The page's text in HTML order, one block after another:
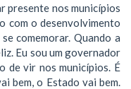
presente nos municípios
com o desenvolvimento
comemorar. Quando a
Eu sou um governador
de vir nos municípios. É
bem, o Estado vai bem.